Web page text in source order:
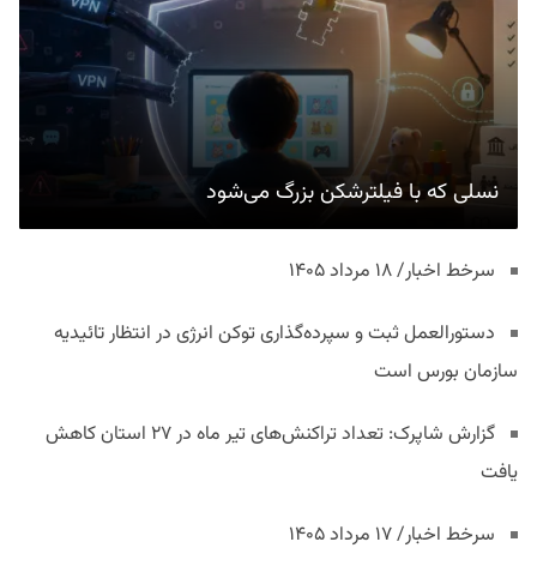
نسلی که با فیلترشکن بزرگ می‌شود
سرخط اخبار/ ۱۸ مرداد ۱۴۰۵
دستورالعمل ثبت و سپرده‌گذاری توکن انرژی در انتظار تائیدیه
سازمان بورس است
گزارش شاپرک: تعداد تراکنش‌های تیر ماه در ۲۷ استان‌ کاهش
یافت
سرخط اخبار/ ۱۷ مرداد ۱۴۰۵